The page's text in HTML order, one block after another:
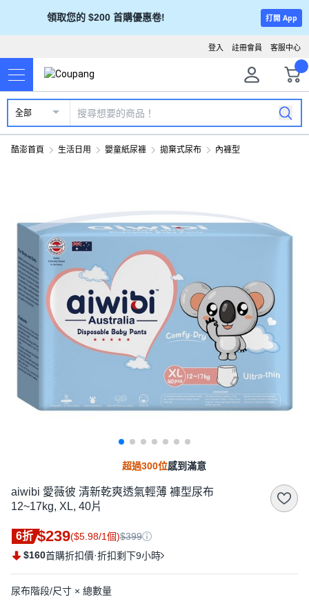
領取您的 $200 首購優惠卷! 打開 App
客服中心
註冊會員
登入
全部
酷澎首頁 生活日用 嬰童紙尿褲 拋棄式尿布 內褲型
超過300位感到滿意
aiwibi 愛薇彼 清新乾爽透氣輕薄 褲型尿布
12~17kg, XL, 40片
6折 $239($5.98/1個)$399
$160首購折扣價·折扣剩下9小時
尿布階段/尺寸 × 總數量